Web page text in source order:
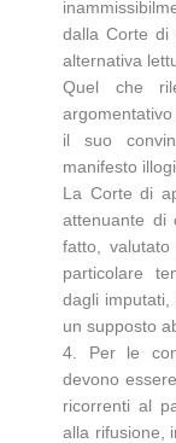
dalla Corte di
alternativa
Quel che
il suo
manifesto
La Corte di
attenuante di
fatto,
particolare
dagli
un supposto
4. Per le
devono
ricorrenti al
alla rifusione,